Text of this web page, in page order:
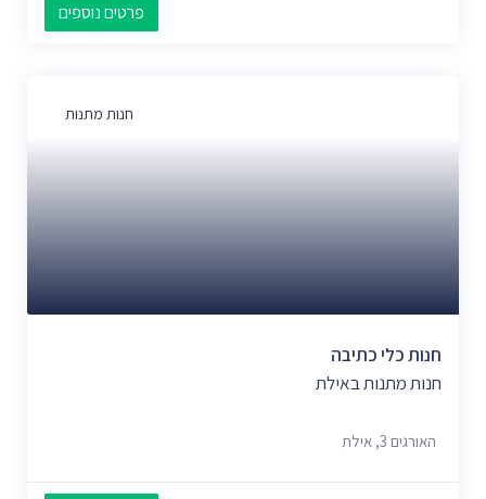
פרטים נוספים
חנות מתנות
חנות כלי כתיבה
חנות מתנות באילת
האורגים 3, אילת